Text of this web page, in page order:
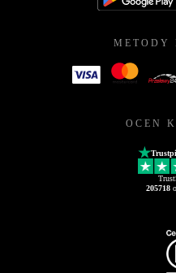
METODY
OCEN
205718